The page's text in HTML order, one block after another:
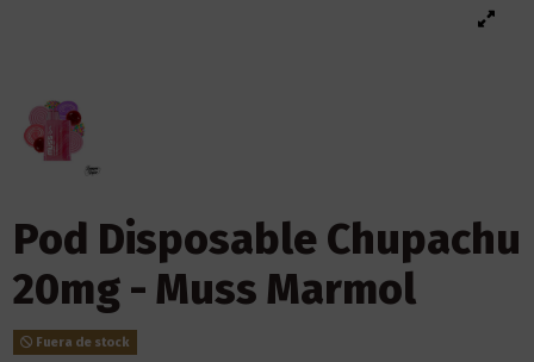
Pod Disposable Chupachu
20mg - Muss Marmol
Fuera de stock